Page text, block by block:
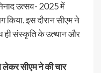
उत्सव- 2025 में
किया. इस दौरान सीएम ने
ही संस्कृति के उत्थान और
सीएम ने की चार